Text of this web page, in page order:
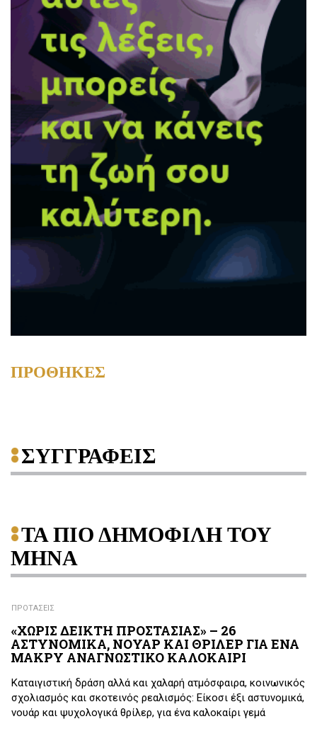
ΠΡΟΘΗΚΕΣ
ΣΥΓΓΡΑΦΕΙΣ
ΤΑ ΠΙΟ ΔΗΜΟΦΙΛΗ ΤΟΥ
ΜΗΝΑ
ΠΡΟΤΑΣΕΙΣ
«ΧΩΡΙΣ ΔΕΙΚΤΗ ΠΡΟΣΤΑΣΙΑΣ» – 26
ΑΣΤΥΝΟΜΙΚΑ, ΝΟΥΑΡ ΚΑΙ ΘΡΙΛΕΡ ΓΙΑ ΕΝΑ
ΜΑΚΡΥ ΑΝΑΓΝΩΣΤΙΚΟ ΚΑΛΟΚΑΙΡΙ
Καταιγιστική δράση αλλά και χαλαρή ατμόσφαιρα, κοινωνικός
σχολιασμός και σκοτεινός ρεαλισμός: Είκοσι έξι αστυνομικά,
νουάρ και ψυχολογικά θρίλερ, για ένα καλοκαίρι γεμά